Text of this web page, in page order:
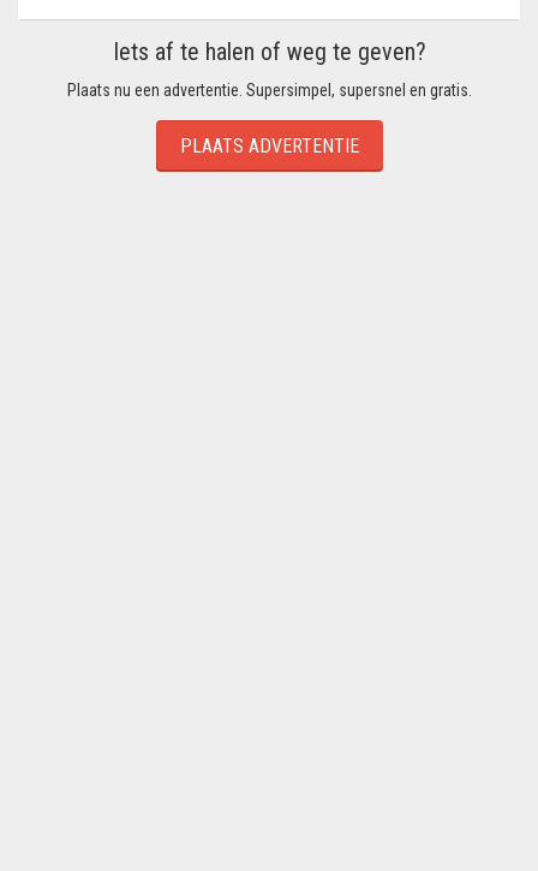
Iets af te halen of weg te geven?
Plaats nu een advertentie. Supersimpel, supersnel en gratis.
PLAATS ADVERTENTIE